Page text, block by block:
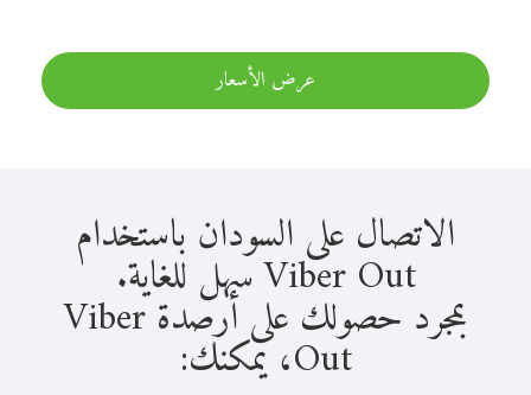
عرض الأسعار
الاتصال على السودان باستخدام
Viber Out سهل للغاية.
بمجرد حصولك على أرصدة Viber
Out، يمكنك: